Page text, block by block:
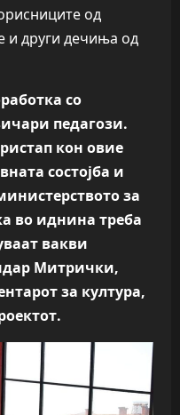
од
и други дечиња од
со
педагози.
кон овие
состојба и
за
во иднина треба
вакви
Митрички,
за култура,